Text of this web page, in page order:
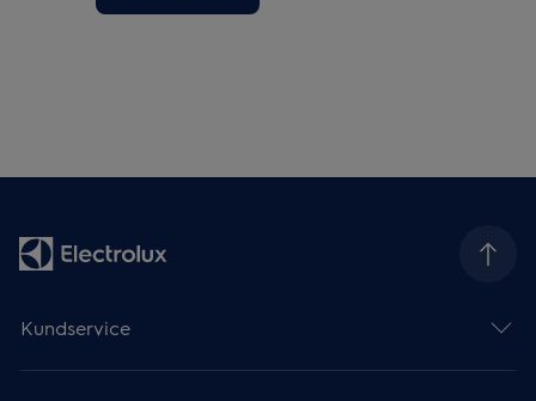
Kundservice